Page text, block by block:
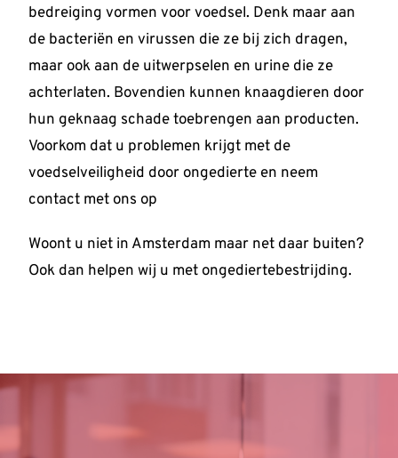
bedreiging vormen voor voedsel. Denk maar aan
de bacteriën en virussen die ze bij zich dragen,
maar ook aan de uitwerpselen en urine die ze
achterlaten. Bovendien kunnen knaagdieren door
hun geknaag schade toebrengen aan producten.
Voorkom dat u problemen krijgt met de
voedselveiligheid door ongedierte en neem
contact met ons op
Woont u niet in Amsterdam maar net daar buiten?
Ook dan helpen wij u met ongediertebestrijding.